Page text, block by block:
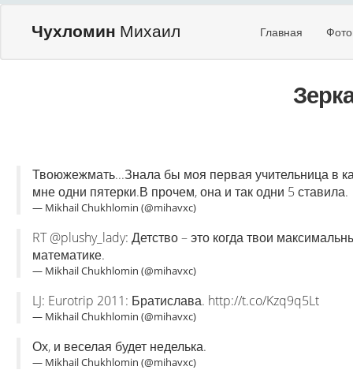
Чухломин Михаил Главная
Твоюжежмать...Знала бы моя первая учительница в
мне одни пятерки.В прочем, она и так одни 5 ставила.
— Mikhail Chukhlomin (@mihavxc)
RT @plushy_lady: Детство – это когда твои
математике.
— Mikhail Chukhlomin (@mihavxc)
LJ: Eurotrip 2011: Братислава. http://t.co/Kzq9q5Lt
— Mikhail Chukhlomin (@mihavxc)
Ох, и веселая будет неделька.
— Mikhail Chukhlomin (@mihavxc)